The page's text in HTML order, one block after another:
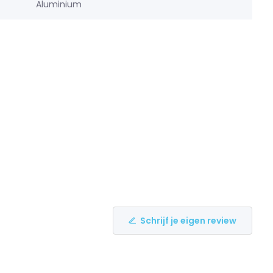
Aluminium
Schrijf je eigen review